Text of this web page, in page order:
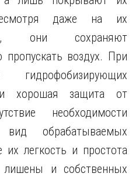
даже на их
они сохраняют
пропускать воздух. При
хорошая защита от
необходимости
обрабатываемых
их легкость и простота
и собственных